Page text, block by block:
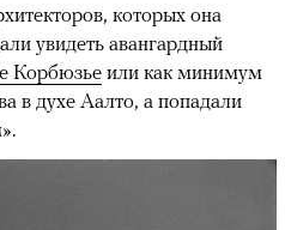
которых она
увидеть авангардный
Корбюзьеили как минимум
в духе Аалто, а попадали